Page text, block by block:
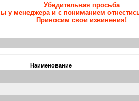
Убедительная просьба
у менеджера и с пониманием
Приносим свои извинения!
Наименование